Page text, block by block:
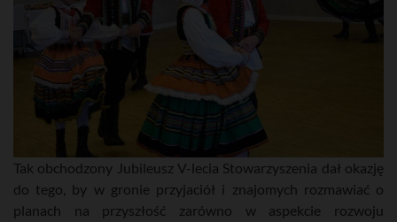
Tak obchodzony Jubileusz V-lecia Stowarzyszenia dał okazję
do tego, by w gronie przyjaciół i znajomych rozmawiać o
planach na przyszłość zarówno w aspekcie rozwoju